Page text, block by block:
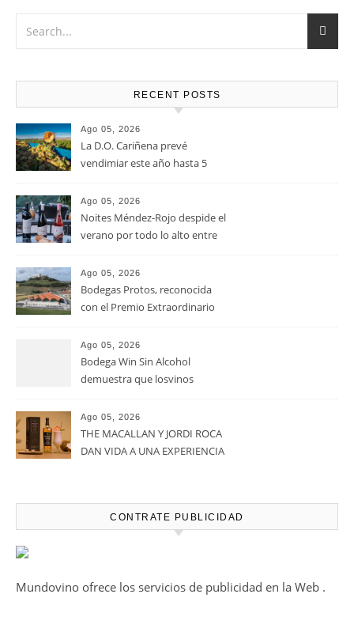
RECENT POSTS
Ago 05, 2026
La D.O. Cariñena prevé
vendimiar este año hasta 5
que en 2025
Ago 05, 2026
Noites Méndez-Rojo despide el
verano por todo lo alto entre
Ago 05, 2026
Bodegas Protos, reconocida
con el Premio Extraordinario
casi un siglo de excelencia
vitivinícola
Ago 05, 2026
Bodega Win Sin Alcohol
demuestra que losvinos
calidadcomienzan a diseñarse
en el viñedo
Ago 05, 2026
THE MACALLAN Y JORDI ROCA
DAN VIDA A UNA EXPERIENCIA
HARMONY COLLECTION
CONTRATE PUBLICIDAD
Mundovino ofrece los servicios de publicidad en la Web .